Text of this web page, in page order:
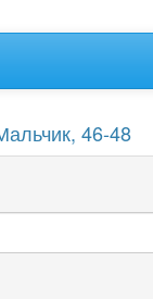
46-48